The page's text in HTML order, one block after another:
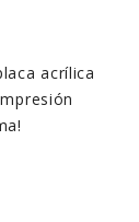
acrílica